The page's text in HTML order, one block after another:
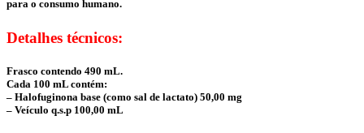
para o consumo humano.
Detalhes técnicos:
Frasco contendo 490 mL.
Cada 100 mL contém:
– Halofuginona base (como sal de lactato) 50,00 mg
– Veículo q.s.p 100,00 mL